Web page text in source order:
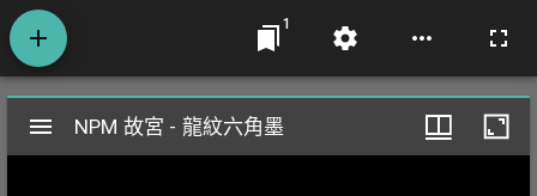
1
Mirador
閱
NPM 故宮 - 龍紋六角墨
NPM 故宮 - 龍紋六角墨